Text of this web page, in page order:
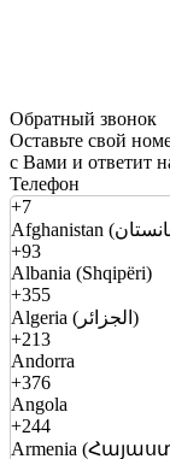
Обратный звонок
Оставьте свой
с Вами и ответит
Телефон
+7
+93
Albania (Shqipëri)
+355
Algeria (الجزائر)
+213
Andorra
+376
Angola
+244
Armenia